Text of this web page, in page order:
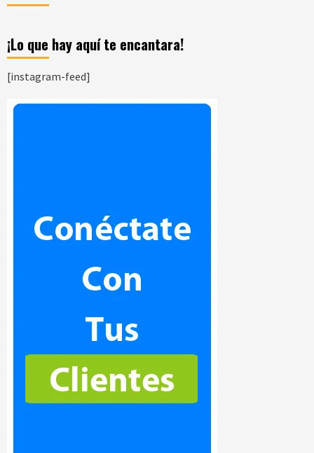
¡Lo que hay aquí te encantara!
[instagram-feed]